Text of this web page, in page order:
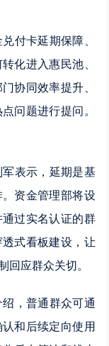
付卡延期保障、
化进入惠民池、
协同效率提升、
问题进行提问。
表示，延期是基
资金管理部将设
过实名认证的群
式看板建设，让
回应群众关切。
，普通群众可通
和后续定向使用